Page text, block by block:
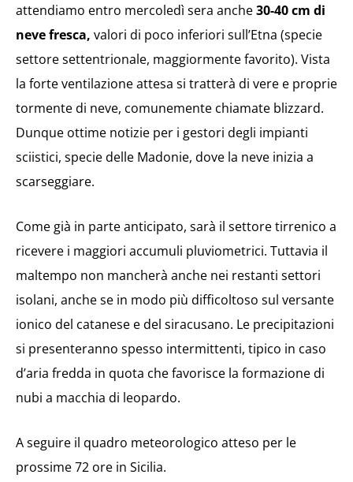
attendiamo entro mercoledì sera anche30-40 cm di
neve fresca, valori di poco inferiori sull’Etna (specie
settore settentrionale, maggiormente favorito). Vista
la forte ventilazione attesa si tratterà di vere e proprie
tormente di neve, comunemente chiamate blizzard.
Dunque ottime notizie per i gestori degli impianti
sciistici, specie delle Madonie, dove la neve inizia a
scarseggiare.
Come già in parte anticipato, sarà il settore tirrenico a
ricevere i maggiori accumuli pluviometrici. Tuttavia il
maltempo non mancherà anche nei restanti settori
isolani, anche se in modo più difficoltoso sul versante
ionico del catanese e del siracusano. Le precipitazioni
si presenteranno spesso intermittenti, tipico in caso
d’aria fredda in quota che favorisce la formazione di
nubi a macchia di leopardo.
A seguire il quadro meteorologico atteso per le
prossime 72 ore in Sicilia.